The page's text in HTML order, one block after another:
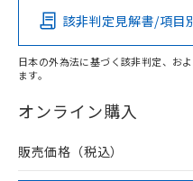
O
在庫等で未対応品が混在す
問い合わせください。
該非判定見解書/項目
日本の外為法に基づく該非判定、お
ます。
オンライン購入
販売価格（税込）